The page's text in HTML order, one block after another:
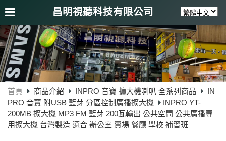
昌明視聽科技有限公司
首頁 商品介紹 INPRO 音寶 擴大機喇叭 全系列商品
IN
PRO 音寶 附USB 藍芽 分區控制廣播擴大機
INPRO YT-
200MB 擴大機 MP3 FM 藍芽 200瓦輸出 公共空間 公共廣播專
用擴大機 台灣製造 適合 辦公室 賣場 餐廳 學校 補習班